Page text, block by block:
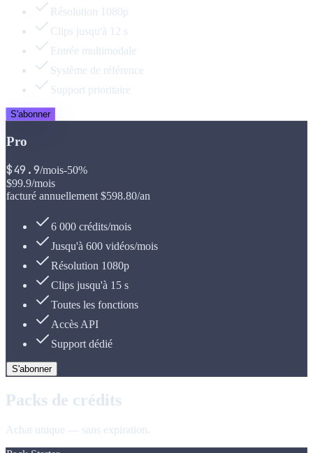
Résolution 1080p
Clips jusqu'à 12 s
Entrée multimodale
Système de référence
Support prioritaire
S'abonner
Pro
$49.9/mois-50%
$99.9/mois
facturé annuellement $598.80/an
6 000 crédits/mois
Jusqu'à 600 vidéos/mois
Résolution 1080p
Clips jusqu'à 15 s
Toutes les fonctions
Accès API
Support dédié
S'abonner
Packs de crédits
Achat unique — sans expiration.